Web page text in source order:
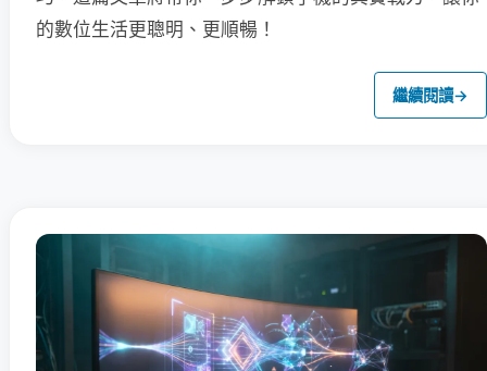
的數位生活更聰明、更順暢！
繼續閱讀→